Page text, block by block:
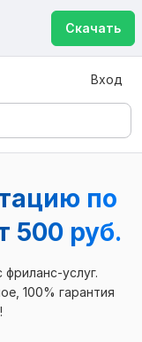
Скачать
Вход
по
500 руб.
услуг.
100% гарантия